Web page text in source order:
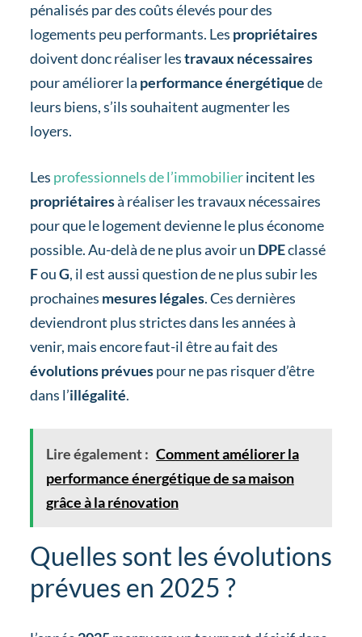
pénalisés par des coûts élevés pour des
logements peu performants. Les propriétaires
doivent donc réaliser lestravaux nécessaires
pour améliorer la performance énergétiquede
leurs biens, s’ils souhaitent augmenter les
loyers.
Les professionnels de l’immobilierincitent les
propriétairesà réaliser les travaux nécessaires
pour que le logement devienne le plus économe
possible. Au-delà de ne plus avoir un DPEclassé
FouG, il est aussi question de ne plus subir les
prochaines mesures légales. Ces dernières
deviendront plus strictes dans les années à
venir, mais encore faut-il être au fait des
évolutions prévuespour ne pas risquer d’être
dans l’illégalité.
Lire également : Comment améliorer la
performance énergétique de sa maison
grâce à la rénovation
Quelles sont les évolutions
prévues en 2025 ?